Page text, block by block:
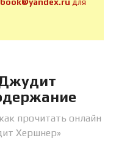
прочитать онлайн
Хершнер»